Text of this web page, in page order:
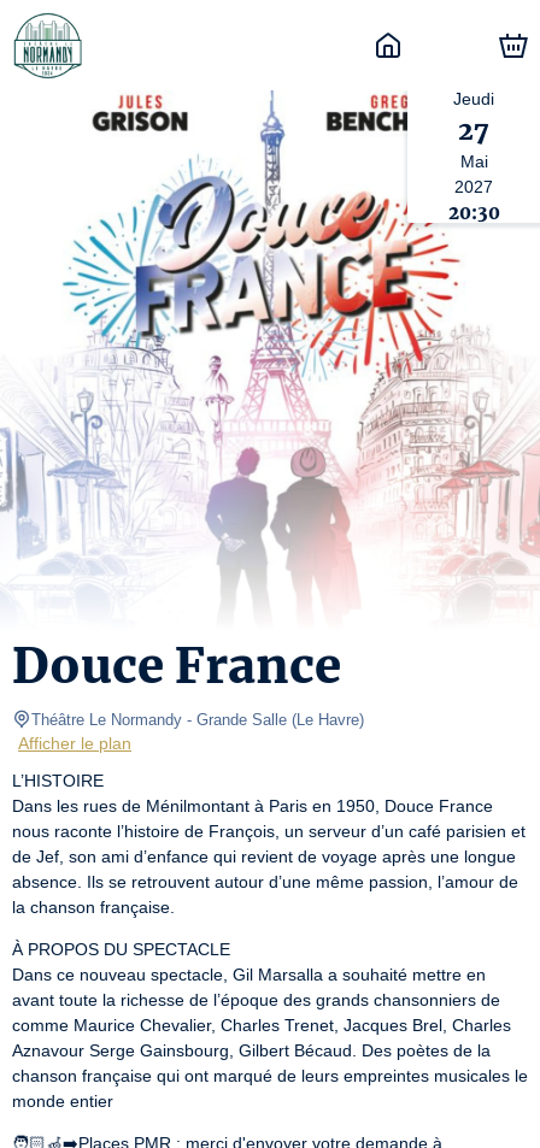
Jeudi
27
Mai
2027
20:30
Douce France
Théâtre Le Normandy - Grande Salle (Le Havre)
Afficher le plan
L’HISTOIRE
Dans les rues de Ménilmontant à Paris en 1950, Douce France
nous raconte l’histoire de François, un serveur d’un café parisien et
de Jef, son ami d’enfance qui revient de voyage après une longue
absence. Ils se retrouvent autour d’une même passion, l’amour de
la chanson française.
À PROPOS DU SPECTACLE
Dans ce nouveau spectacle, Gil Marsalla a souhaité mettre en
avant toute la richesse de l’époque des grands chansonniers de
comme Maurice Chevalier, Charles Trenet, Jacques Brel, Charles
Aznavour Serge Gainsbourg, Gilbert Bécaud. Des poètes de la
chanson française qui ont marqué de leurs empreintes musicales le
monde entier